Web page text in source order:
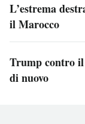
L’estrema
il Marocco
Trump contro
di nuovo